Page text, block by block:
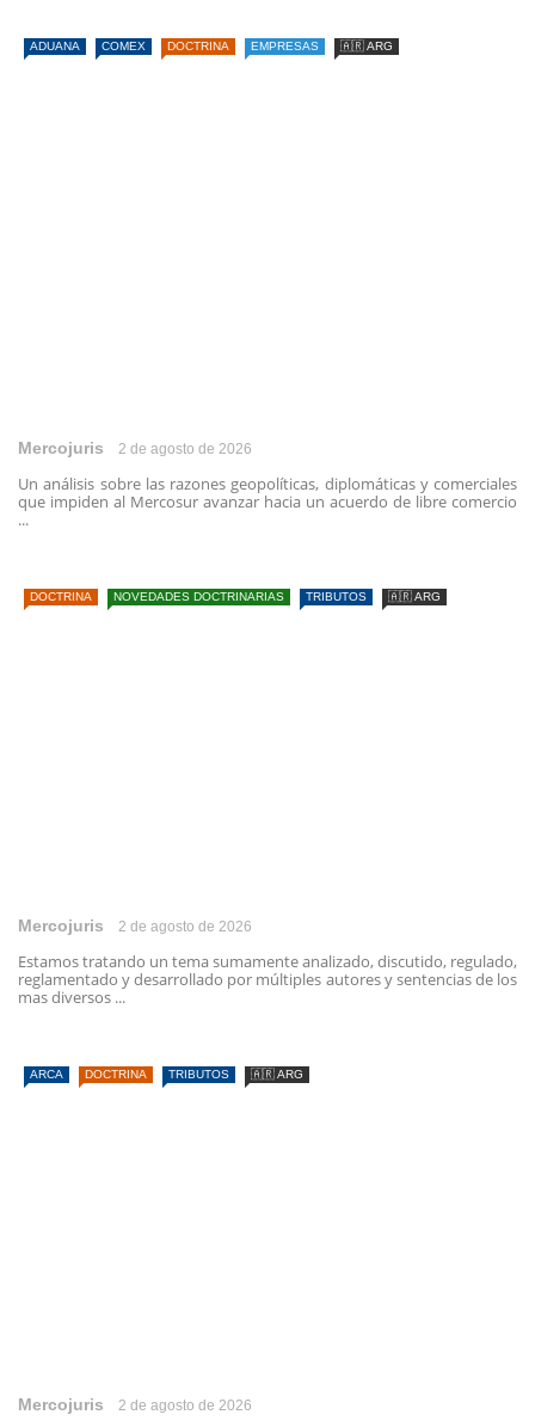
ADUANA COMEX DOCTRINA EMPRESAS 🇦🇷 ARG
Mercojuris 2 de agosto de 2026
Un análisis sobre las razones geopolíticas, diplomáticas y comerciales
que impiden al Mercosur avanzar hacia un acuerdo de libre comercio
...
DOCTRINA NOVEDADES DOCTRINARIAS TRIBUTOS 🇦🇷 ARG
Mercojuris 2 de agosto de 2026
Estamos tratando un tema sumamente analizado, discutido, regulado,
reglamentado y desarrollado por múltiples autores y sentencias de los
mas diversos ...
ARCA DOCTRINA TRIBUTOS 🇦🇷 ARG
Mercojuris 2 de agosto de 2026